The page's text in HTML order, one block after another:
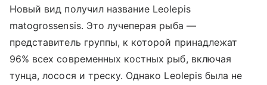
Новый вид получил название Leolepis
matogrossensis. Это лучеперая рыба —
представитель группы, к которой принадлежат
96% всех современных костных рыб, включая
тунца, лосося и треску. Однако Leolepis была не